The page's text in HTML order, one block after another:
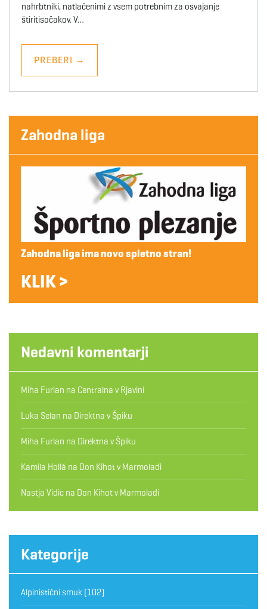
nahrbtniki, natlačenimi z vsem potrebnim za osvajanje
štiritisočakov. V…
PREBERI →
Zahodna liga
Zahodna liga ima novo spletno stran!
KLIK >
Nedavni komentarji
Miha Furlan na Centralna v Rjavini
Luka Selan na Direktna v Špiku
Miha Furlan na Direktna v Špiku
Kamila Hollá na Don Kihot v Marmoladi
Nastja Vidic na Don Kihot v Marmoladi
Kategorije
Alpinistični smuk (102)